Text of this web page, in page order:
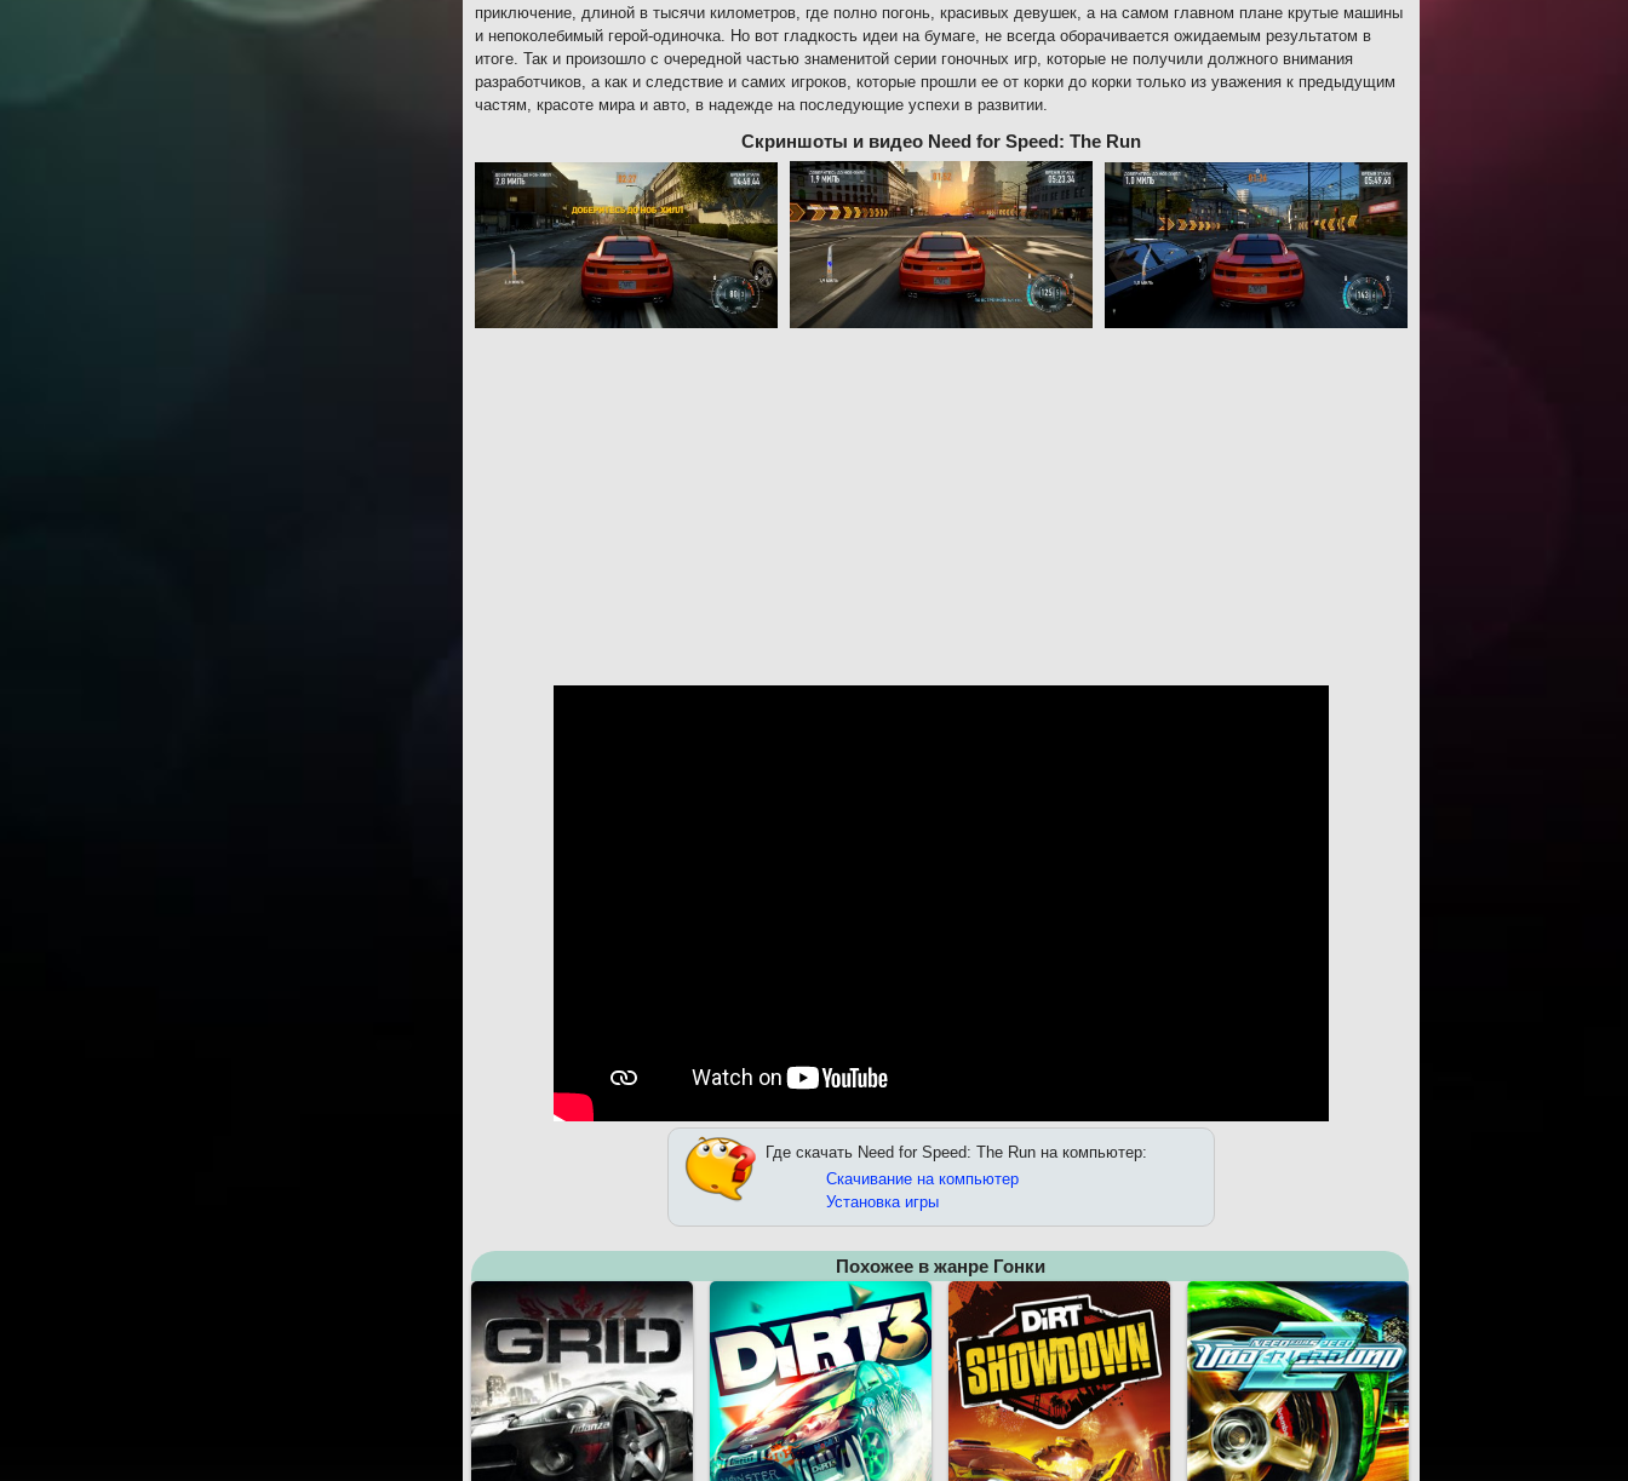
приключение, длиной в тысячи километров, где полно погонь, красивых девушек, а на самом главном плане крутые машины
и непоколебимый герой-одиночка. Но вот гладкость идеи на бумаге, не всегда оборачивается ожидаемым результатом в
итоге. Так и произошло с очередной частью знаменитой серии гоночных игр, которые не получили должного внимания
разработчиков, а как и следствие и самих игроков, которые прошли ее от корки до корки только из уважения к предыдущим
частям, красоте мира и авто, в надежде на последующие успехи в развитии.
Скриншоты и видео Need for Speed: The Run
Где скачать Need for Speed: The Run на компьютер:
Скачивание на компьютер
Установка игры
Похожее в жанре Гонки